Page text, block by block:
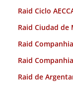
Raid Ciclo
Raid Ciudad de
Raid
Raid
Raid de